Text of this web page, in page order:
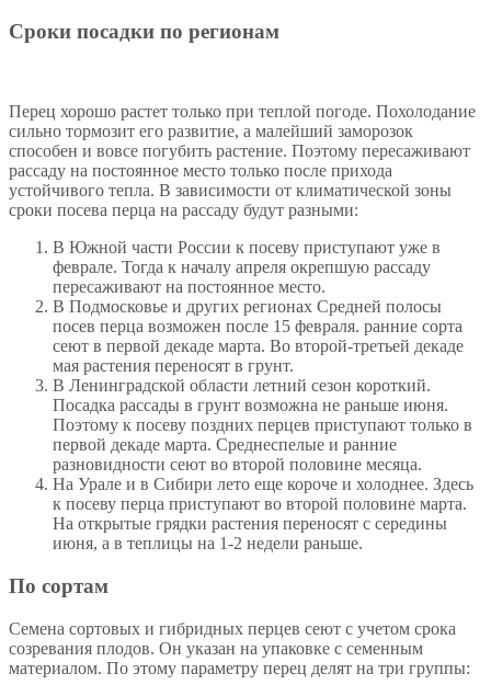
Сроки посадки по регионам
Перец хорошо растет только при теплой погоде. Похолодание
сильно тормозит его развитие, а малейший заморозок
способен и вовсе погубить растение. Поэтому пересаживают
рассаду на постоянное место только после прихода
устойчивого тепла. В зависимости от климатической зоны
сроки посева перца на рассаду будут разными:
В Южной части России к посеву приступают уже в
феврале. Тогда к началу апреля окрепшую рассаду
пересаживают на постоянное место.
В Подмосковье и других регионах Средней полосы
посев перца возможен после 15 февраля. ранние сорта
сеют в первой декаде марта. Во второй-третьей декаде
мая растения переносят в грунт.
В Ленинградской области летний сезон короткий.
Посадка рассады в грунт возможна не раньше июня.
Поэтому к посеву поздних перцев приступают только в
первой декаде марта. Среднеспелые и ранние
разновидности сеют во второй половине месяца.
На Урале и в Сибири лето еще короче и холоднее. Здесь
к посеву перца приступают во второй половине марта.
На открытые грядки растения переносят с середины
июня, а в теплицы на 1-2 недели раньше.
По сортам
Семена сортовых и гибридных перцев сеют с учетом срока
созревания плодов. Он указан на упаковке с семенным
материалом. По этому параметру перец делят на три группы: